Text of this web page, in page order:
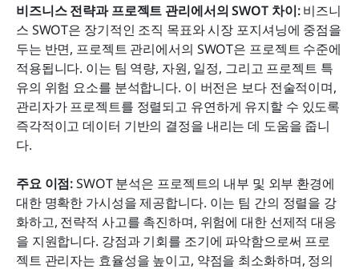
비즈니스 전략과 프로젝트 관리에서의 SWOT 차이: 비즈니
스 SWOT은 장기적인 조직 목표와 시장 포지셔닝에 중점을
두는 반면, 프로젝트 관리에서의 SWOT은 프로젝트 수준에
적용됩니다. 이는 팀 역량, 자원, 일정, 그리고 프로젝트 특
유의 위험 요소를 분석합니다. 이 버전은 보다 전술적이며,
관리자가 프로젝트를 정렬되고 유연하게 유지할 수 있도록
즉각적이고 데이터 기반의 결정을 내리는 데 도움을 줍니
다.
주요 이점: SWOT 분석은 프로젝트의 내부 및 외부 환경에
대한 명확한 가시성을 제공합니다. 이는 팀 간의 정렬을 강
화하고, 전략적 사고를 촉진하며, 위험에 대한 선제적 대응
을 지원합니다. 강점과 기회를 조기에 파악함으로써 프로
젝트 관리자는 효율성을 높이고, 약점을 최소화하며, 정의